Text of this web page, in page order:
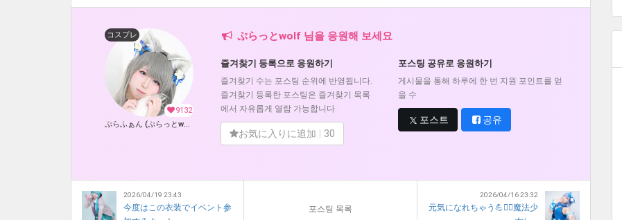
9132
コスプレ
ぷらふぁん (ぷらっとwolf)
ぷらっとwolf 님을 응원해 보세요
즐겨찾기 등록으로 응원하기
즐겨찾기 수는 포스팅 순위에 반영됩니다.
즐겨찾기 등록한 포스팅은 즐겨찾기 목록
에서 자유롭게 열람 가능합니다.
お気に入りに追加 30
포스팅 공유로 응원하기
게시물을 통해 하루에 한 번 지원 포인트를 얻
을 수
포스트 공유
2026/04/19 23:43
今度はこの衣装でイベント参
포스팅 목록
2026/04/16 23:32
元気になれちゃう💪❤️‍🔥魔法少